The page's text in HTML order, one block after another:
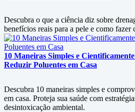
Descubra o que a ciência diz sobre
benefícios reais para a pele e como fazer
10 Maneiras Simples e
Reduzir Poluentes em Casa
Descubra 10 maneiras simples e
em casa. Proteja sua saúde com
desintoxicação ambiental.